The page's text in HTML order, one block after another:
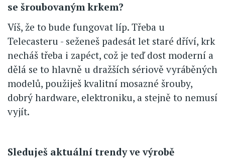
se šroubovaným krkem?
Víš, že to bude fungovat líp. Třeba u
Telecasteru - seženeš padesát let staré dříví, krk
necháš třeba i zapéct, což je teď dost moderní a
dělá se to hlavně u dražších sériově vyráběných
modelů, použiješ kvalitní mosazné šrouby,
dobrý hardware, elektroniku, a stejně to nemusí
vyjít.
Sleduješ aktuální trendy ve výrobě